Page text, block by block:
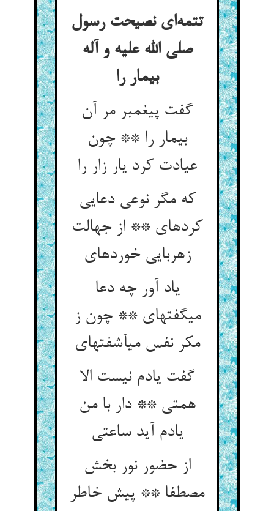
تتمه‌ای نصیحت رسول
صلی الله علیه و آله
بیمار را
گفت پیغمبر مر آن
بیمار را ** چون
عیادت کرد یار زار را
که مگر نوعی دعایی
کرده‏ای ** از جهالت
زهربایی خورده‏ای‏
یاد آور چه دعا
می‏گفته‏ای ** چون ز
مکر نفس می‏آشفته‏ای‏
گفت یادم نیست الا
همتی ** دار با من
یادم آید ساعتی‏
از حضور نور بخش
مصطفا ** پیش خاطر